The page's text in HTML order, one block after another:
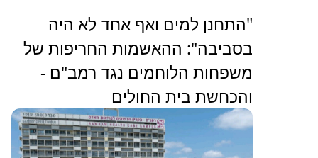
"התחנן למים ואף אחד לא היה
בסביבה": ההאשמות החריפות של
משפחות הלוחמים נגד רמב"ם -
והכחשת בית החולים